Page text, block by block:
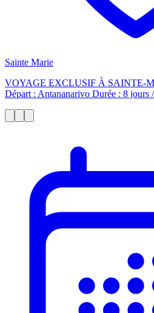
Sainte Marie
VOYAGE EXCLUSIF À SAINTE-
Départ : Antananarivo Durée : 8 jours